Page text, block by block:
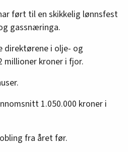
ført til en skikkelig lønnsfest
gassnæringa.
i olje- og
millioner kroner i fjor.
1.050.000 kroner i
fra året før.